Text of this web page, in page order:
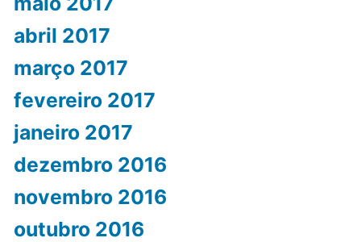
abril 2017
março 2017
fevereiro 2017
janeiro 2017
dezembro 2016
novembro 2016
outubro 2016